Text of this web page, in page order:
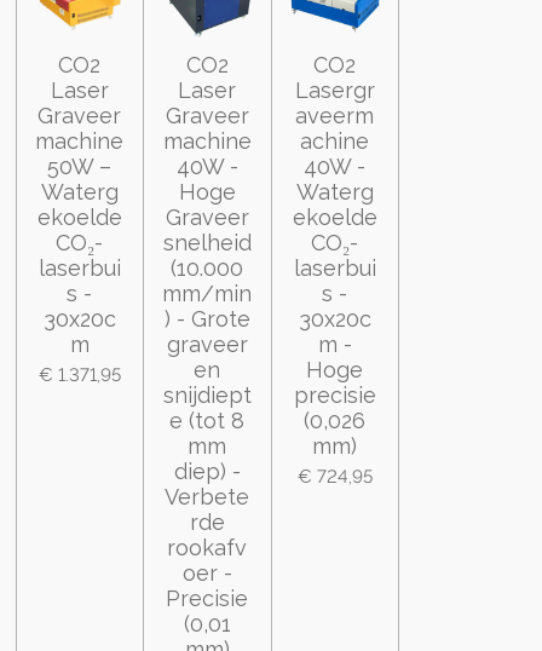
CO2
Laser
Graveer
machine
50W –
Waterg
ekoelde
CO₂-
laserbui
s -
30x20c
m
€ 1.371,95
CO2
Laser
Graveer
machine
40W -
Hoge
Graveer
snelheid
(10.000
mm/min
) - Grote
graveer
en
snijdiept
e (tot 8
mm
diep) -
Verbete
rde
rookafv
oer -
Precisie
(0,01
CO2
Lasergr
aveerm
achine
40W -
Waterg
ekoelde
CO₂-
laserbui
s -
30x20c
m -
Hoge
precisie
(0,026
mm)
€ 724,95